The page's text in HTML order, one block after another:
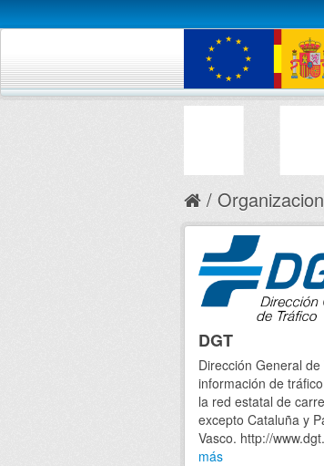
DGT
Dirección General de
información de
la red estatal de
excepto Cataluña y
Vasco. http://
más